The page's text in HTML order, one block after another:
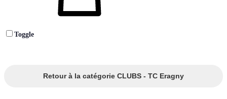
Toggle
Retour à la catégorie CLUBS - TC Eragny